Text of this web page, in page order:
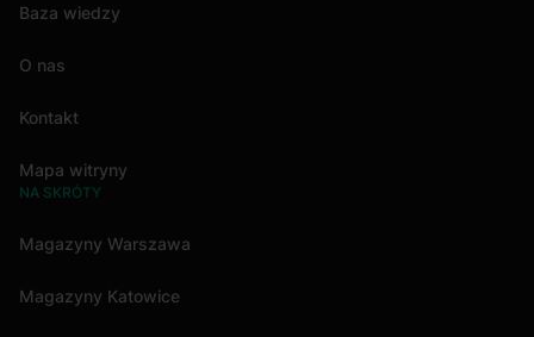
Baza wiedzy
O nas
Kontakt
Mapa witryny
NA SKRÓTY
Magazyny Warszawa
Magazyny Katowice